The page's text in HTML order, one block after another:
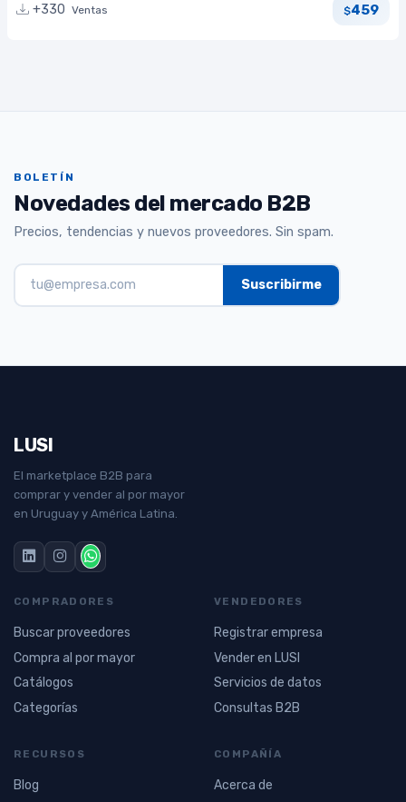
+330 Ventas $459
BOLETÍN
Novedades del mercado B2B
Precios, tendencias y nuevos proveedores. Sin spam.
LUSI
El marketplace B2B para
comprar y vender al por mayor
en Uruguay y América Latina.
COMPRADORES
Buscar proveedores
Compra al por mayor
Catálogos
Categorías
VENDEDORES
Registrar empresa
Vender en LUSI
Servicios de datos
Consultas B2B
RECURSOS
Blog
COMPAÑÍA
Acerca de